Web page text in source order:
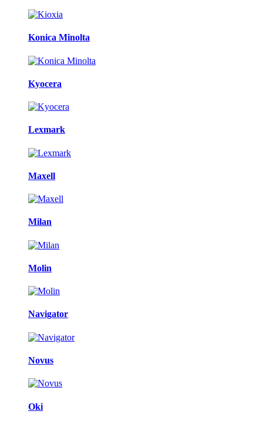
Konica Minolta
Kyocera
Lexmark
Maxell
Milan
Molin
Navigator
Novus
Oki